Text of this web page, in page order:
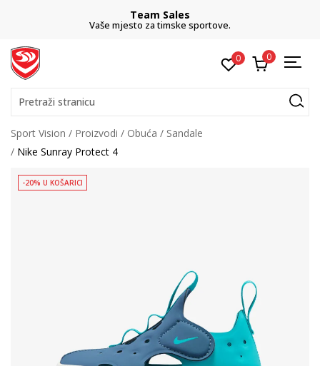
Team Sales
Vaše mjesto za timske sportove.
0 0
Pretraži stranicu
Sport Vision Proizvodi Obuća
Sandale
Nike Sunray Protect 4
-20% U KOŠARICI